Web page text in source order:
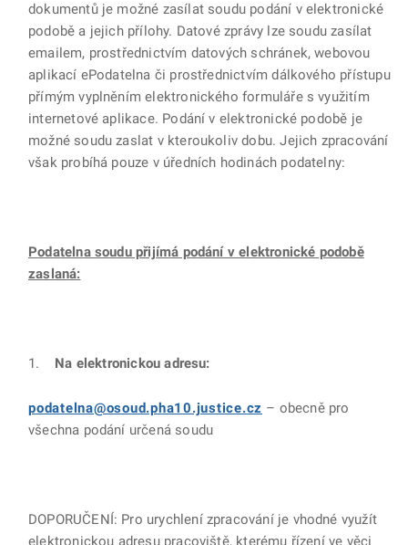
dokumentů je možné zasílat soudu podání v elektronické
podobě a jejich přílohy. Datové zprávy lze soudu zasílat
emailem, prostřednictvím datových schránek, webovou
aplikací ePodatelna či prostřednictvím dálkového přístupu
přímým vyplněním elektronického formuláře s využitím
internetové aplikace. Podání v elektronické podobě je
možné soudu zaslat v kteroukoliv dobu. Jejich zpracování
však probíhá pouze v úředních hodinách podatelny:
Podatelna soudu přijímá podání v elektronické podobě
zaslaná:
1. Na elektronickou adresu:
podatelna@osoud.pha10.justice.cz – obecně pro
všechna podání určená soudu
DOPORUČENÍ: Pro urychlení zpracování je vhodné využít
elektronickou adresu pracoviště, kterému řízení ve věci